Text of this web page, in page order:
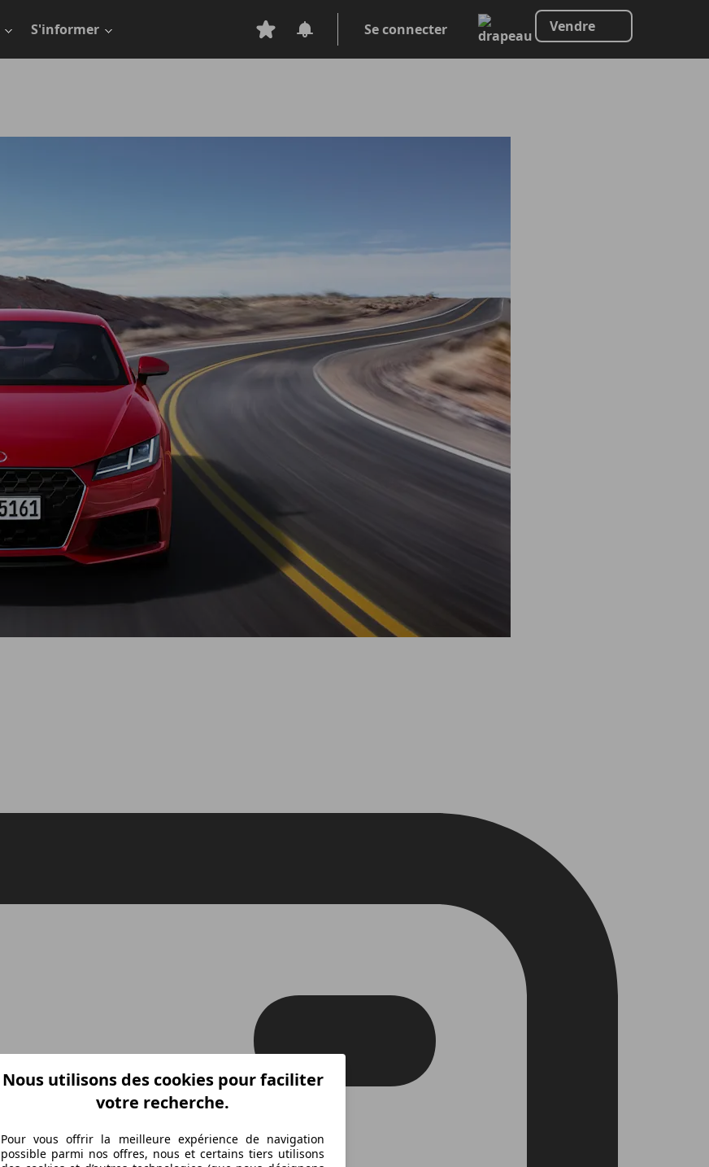
S'informer Se connecter Vendre
Nous utilisons des cookies pour faciliter
votre recherche.
Pour vous offrir la meilleure expérience de navigation
possible parmi nos offres, nous et certains tiers utilisons